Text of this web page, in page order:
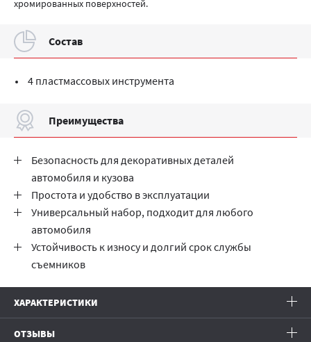
хромированных поверхностей.
Cостав
4 пластмассовых инструмента
Преимущества
Безопасность для декоративных деталей
автомобиля и кузова
Простота и удобство в эксплуатации
Универсальный набор, подходит для любого
автомобиля
Устойчивость к износу и долгий срок службы
съемников
ХАРАКТЕРИСТИКИ
ОТЗЫВЫ